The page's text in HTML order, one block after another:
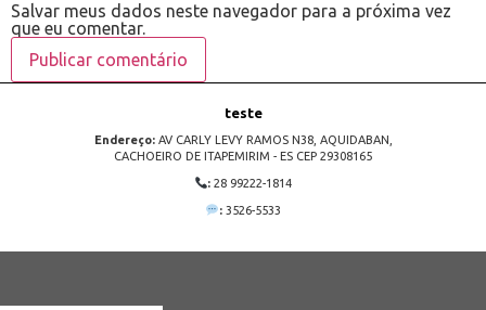
Salvar meus dados neste navegador para a próxima vez
que eu comentar.
teste
Endereço:AV CARLY LEVY RAMOS N38, AQUIDABAN,
CACHOEIRO DE ITAPEMIRIM - ES CEP 29308165
: 28 99222-1814
:3526-5533